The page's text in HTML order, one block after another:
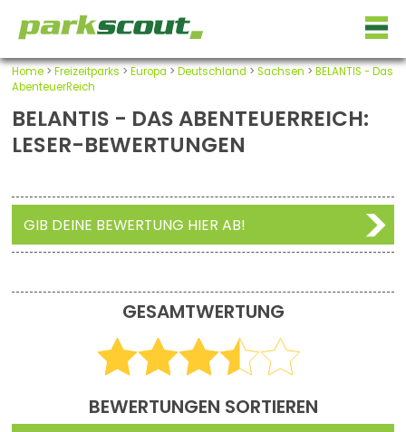
Home> Freizeitparks > Europa > Deutschland > Sachsen > BELANTIS - Das
AbenteuerReich
BELANTIS - DAS ABENTEUERREICH:
LESER-BEWERTUNGEN
GIB DEINE BEWERTUNG HIER AB!
GESAMTWERTUNG
BEWERTUNGEN SORTIEREN